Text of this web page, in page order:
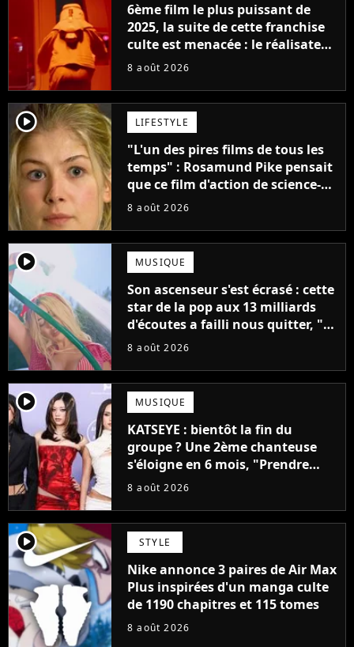
6ème film le plus puissant de
2025, la suite de cette franchise
culte est menacée : le réalisateur
claque la porte pour "différends
8 août 2026
player2 LIFESTYLE
"L'un des pires films de tous les
temps" : Rosamund Pike pensait
que ce film d'action de science-
fiction avec Dwayne Johnson
8 août 2026
player2 MUSIQUE
Son ascenseur s'est écrasé : cette
star de la pop aux 13 milliards
d'écoutes a failli nous quitter, "Je
pensais ne plus jamais chanter"
8 août 2026
player2 MUSIQUE
KATSEYE : bientôt la fin du
groupe ? Une 2ème chanteuse
s'éloigne en 6 mois, "Prendre
cette décision n’a pas été facile"
8 août 2026
player2 STYLE
Nike annonce 3 paires de Air Max
Plus inspirées d'un manga culte
de 1190 chapitres et 115 tomes
8 août 2026